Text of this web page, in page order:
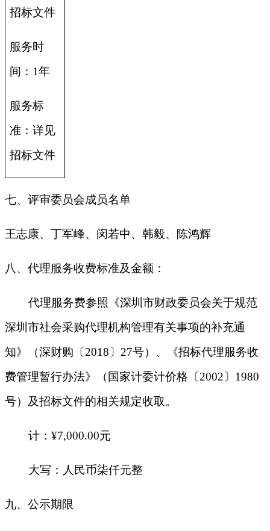
招标文件
服务时
间：1年
服务标
准：详见
招标文件
七、评审委员会成员名单
王志康、丁军峰、闵若中、韩毅、陈鸿辉
八、代理服务收费标准及金额：
代理服务费参照《深圳市财政委员会关于规范
深圳市社会采购代理机构管理有关事项的补充通
知》（深财购〔2018〕27号）、《招标代理服务收
费管理暂行办法》（国家计委计价格〔2002〕1980
号）及招标文件的相关规定收取。
计：¥7,000.00元
大写：人民币柒仟元整
九、公示期限